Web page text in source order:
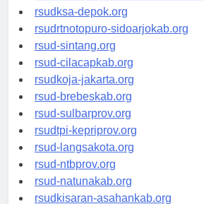
rsuddrloekmonohadi-kuduskab.org
rsudksa-depok.org
rsudrtnotopuro-sidoarjokab.org
rsud-sintang.org
rsud-cilacapkab.org
rsudkoja-jakarta.org
rsud-brebeskab.org
rsud-sulbarprov.org
rsudtpi-kepriprov.org
rsud-langsakota.org
rsud-ntbprov.org
rsud-natunakab.org